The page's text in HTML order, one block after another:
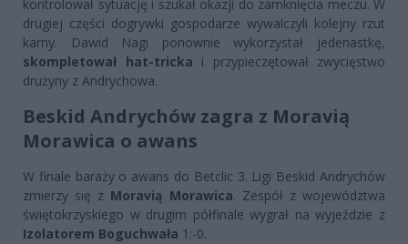
kontrolował sytuację i szukał okazji do zamknięcia meczu. W
drugiej części dogrywki gospodarze wywalczyli kolejny rzut
karny. Dawid Nagi ponownie wykorzystał jedenastkę,
skompletował hat-tricka i przypieczętował zwycięstwo
drużyny z Andrychowa.
Beskid Andrychów zagra z Moravią
Morawica o awans
W finale baraży o awans do Betclic 3. Ligi Beskid Andrychów
zmierzy się z Moravią Morawica. Zespół z województwa
świętokrzyskiego w drugim półfinale wygrał na wyjeździe z
Izolatorem Boguchwała 1:-0.